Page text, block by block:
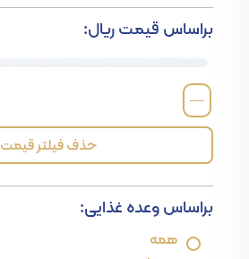
براساس قیمت ریال:
—
حذف فیلتر قیمت
براساس وعده غذایی:
همه